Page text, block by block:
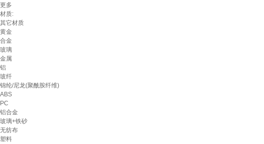
更多
材质:
其它材质
黄金
合金
玻璃
金属
铝
玻纤
锦纶/尼龙(聚酰胺纤维)
ABS
PC
铝合金
玻璃+铁砂
无纺布
塑料